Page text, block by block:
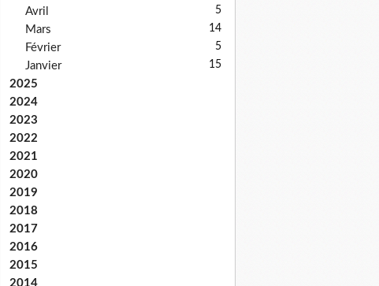
Avril 5
Mars 14
Février 5
Janvier 15
2025
2024
2023
2022
2021
2020
2019
2018
2017
2016
2015
2014